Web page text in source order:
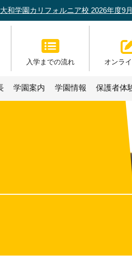
和学園カリフォルニア校 2026年度9
入学までの流れ オンラ
学園案内 学園情報 保護者体